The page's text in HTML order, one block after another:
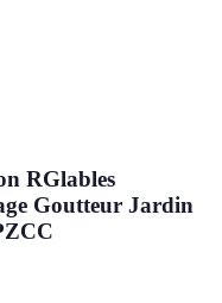
RGlables
Goutteur Jardin